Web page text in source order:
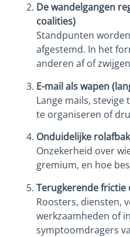
De wandelgangen
coalities)
Standpunten
afgestemd. In het
anderen af of
E-mail als wapen
Lange mails, stevige
te organiseren of
Onduidelijke
Onzekerheid over
gremium, en hoe
Terugkerende
Roosters, diensten,
werkzaamheden of
symptoomdragers